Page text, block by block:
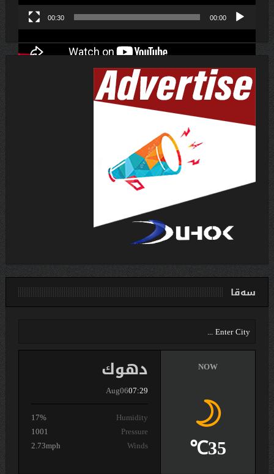
00:00
00:30
سەقا
دهوك
Aug0607:29
Humidity
17%
Pressure
1001
Winds
2.73mph
NOW
35℃